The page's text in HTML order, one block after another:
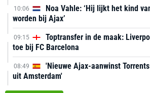
10:06
Noa Vahle: ‘Hij lijkt het kind
worden bij Ajax’
09:15
Toptransfer in de maak:
toe bij FC Barcelona
08:49
'Nieuwe Ajax-aanwinst
uit Amsterdam'